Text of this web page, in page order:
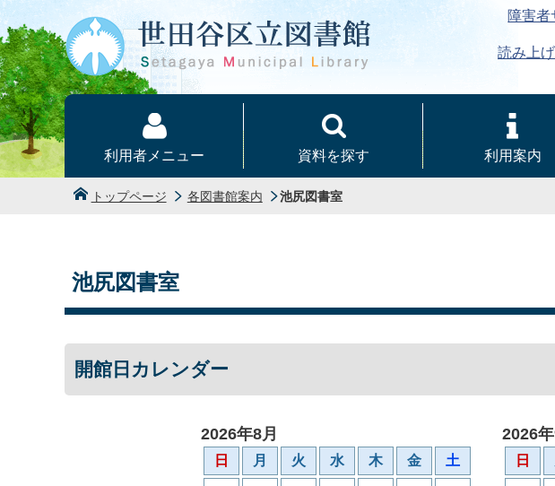
本文へ
障害者
読み上
利用者メニュー 資料を探す 利用案内
トップページ 各図書館案内 池尻図書室
池尻図書室
開館日カレンダー
2026年8月
日 月 火 水 木 金 土
2026年
日